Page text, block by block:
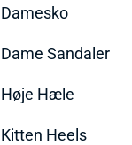
Damesko
Dame Sandaler
Høje Hæle
Kitten Heels